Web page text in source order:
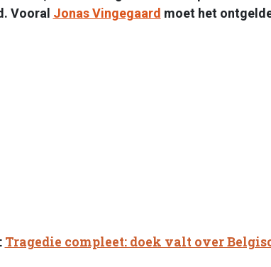
Vooral Jonas Vingegaard moet het
Tragedie compleet: doek valt over